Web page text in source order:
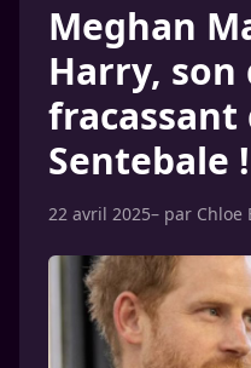
Meghan
Harry,
fracassant
Sentebale !
22 avril 2025– par Chloe